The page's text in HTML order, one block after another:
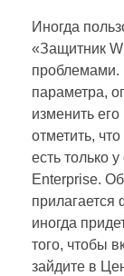
Иногда
«Защитник
проблемами.
параметра,
изменить
отметить,
есть только
Enterprise.
иногда
того, чтобы
зайдите в